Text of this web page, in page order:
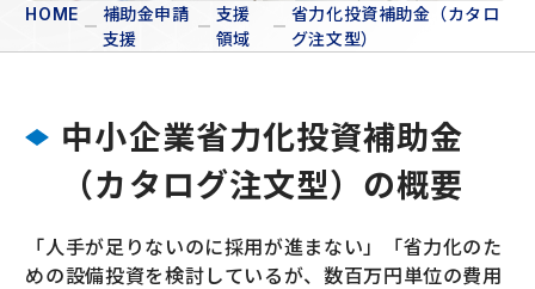
HOME
補助金申請
支援
支援
領域
省力化投資補助金（カタロ
グ注文型）
中小企業省力化投資補助金
（カタログ注文型）の概要
「人手が足りないのに採用が進まない」「省力化のた
めの設備投資を検討しているが、数百万円単位の費用